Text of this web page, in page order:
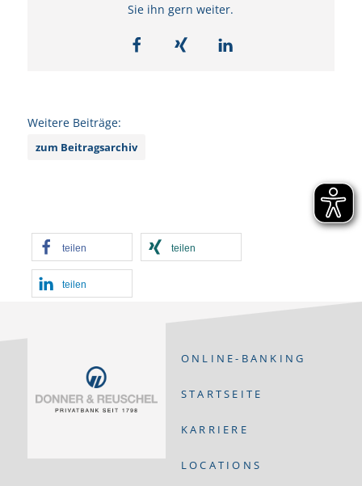
Sie ihn gern weiter.
Weitere Beiträge:
zum Beitragsarchiv
teilen teilen
teilen
ONLINE-BANKING
STARTSEITE
KARRIERE
LOCATIONS